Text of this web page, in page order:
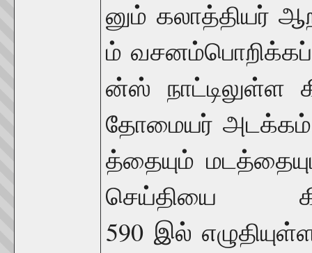
னும் கலாத்தியர்
ம் வசனம்
ன்ஸ்
நாட்டிலுள்ள
தோமையர் அடக்கம்
த்தையும்
செய்தியை
590 இல்